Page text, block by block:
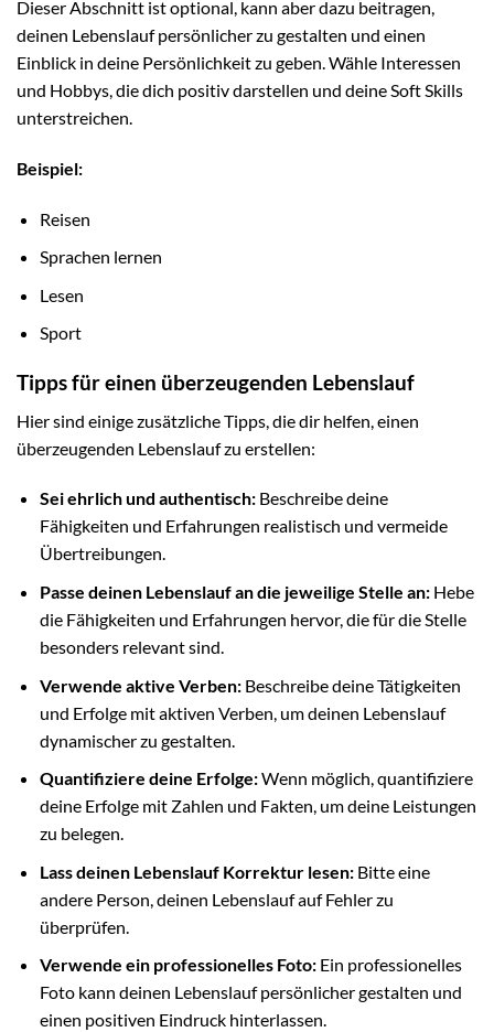
Dieser Abschnitt ist optional, kann aber dazu beitragen,
deinen Lebenslauf persönlicher zu gestalten und einen
Einblick in deine Persönlichkeit zu geben. Wähle Interessen
und Hobbys, die dich positiv darstellen und deine Soft Skills
unterstreichen.
Beispiel:
Reisen
Sprachen lernen
Lesen
Sport
Tipps für einen überzeugenden Lebenslauf
Hier sind einige zusätzliche Tipps, die dir helfen, einen
überzeugenden Lebenslauf zu erstellen:
Sei ehrlich und authentisch:Beschreibe deine
Fähigkeiten und Erfahrungen realistisch und vermeide
Übertreibungen.
Passe deinen Lebenslauf an die jeweilige Stelle an:Hebe
die Fähigkeiten und Erfahrungen hervor, die für die Stelle
besonders relevant sind.
Verwende aktive Verben:Beschreibe deine Tätigkeiten
und Erfolge mit aktiven Verben, um deinen Lebenslauf
dynamischer zu gestalten.
Quantifiziere deine Erfolge:Wenn möglich, quantifiziere
deine Erfolge mit Zahlen und Fakten, um deine Leistungen
zu belegen.
Lass deinen Lebenslauf Korrektur lesen:Bitte eine
andere Person, deinen Lebenslauf auf Fehler zu
überprüfen.
Verwende ein professionelles Foto:Ein professionelles
Foto kann deinen Lebenslauf persönlicher gestalten und
einen positiven Eindruck hinterlassen.